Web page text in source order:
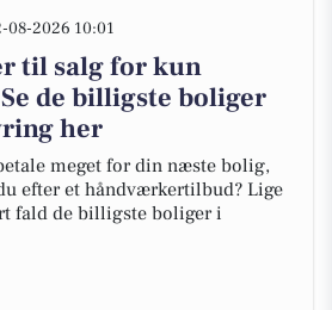
08-2026 10:01
til salg for kun
de billigste boliger
her
meget for din næste bolig,
efter et håndværkertilbud? Lige
fald de billigste boliger i